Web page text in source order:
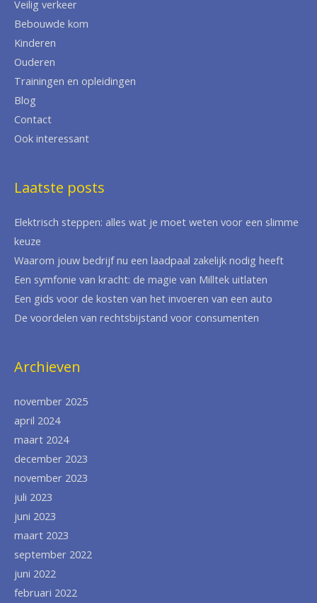
Veilig verkeer
Bebouwde kom
Kinderen
Ouderen
Trainingen en opleidingen
Blog
Contact
Ook interessant
Laatste posts
Elektrisch steppen: alles wat je moet weten voor een slimme
keuze
Waarom jouw bedrijf nu een laadpaal zakelijk nodig heeft
Een symfonie van kracht: de magie van Milltek uitlaten
Een gids voor de kosten van het invoeren van een auto
De voordelen van rechtsbijstand voor consumenten
Archieven
november 2025
april 2024
maart 2024
december 2023
november 2023
juli 2023
juni 2023
maart 2023
september 2022
juni 2022
februari 2022